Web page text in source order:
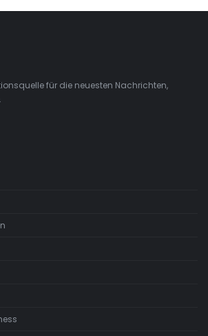
für die neuesten Nachrichten,